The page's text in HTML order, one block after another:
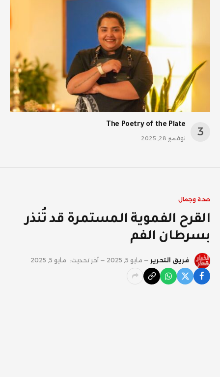
The Poetry of the Plate
نوفمبر 28, 2025
صحة وجمال
القرح الفموية المستمرة قد تُنذر
بسرطان الفم
فريق التحرير مايو 5, 2025 آخر تحديث: مايو 5, 2025